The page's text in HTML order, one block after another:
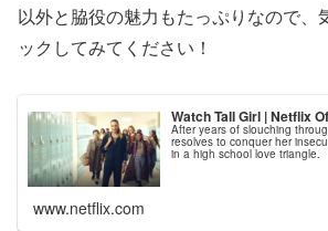
以外と脇役の魅力もたっぷりなので、
ックしてみてください！
Watch Tall Girl | Netflix
After years of slouching
resolves to conquer her
in a high school love triangle.
www.netflix.com